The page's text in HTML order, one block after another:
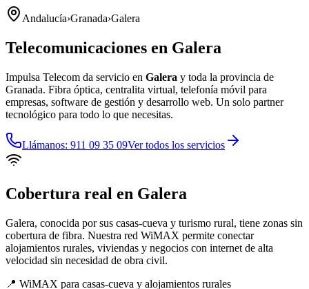
Andalucía›Granada›Galera
Telecomunicaciones en Galera
Impulsa Telecom da servicio en Galera y toda la provincia de
Granada. Fibra óptica, centralita virtual, telefonía móvil para
empresas, software de gestión y desarrollo web. Un solo partner
tecnológico para todo lo que necesitas.
Llámanos: 911 09 35 09Ver todos los servicios
Cobertura real en Galera
Galera, conocida por sus casas-cueva y turismo rural, tiene zonas sin
cobertura de fibra. Nuestra red WiMAX permite conectar
alojamientos rurales, viviendas y negocios con internet de alta
velocidad sin necesidad de obra civil.
📍 WiMAX para casas-cueva y alojamientos rurales